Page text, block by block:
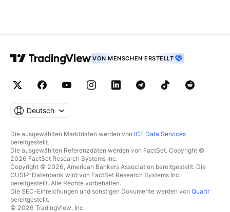
VON MENSCHEN ERSTELLT
Deutsch
Die ausgewählten Marktdaten werden von ICE Data Services
bereitgestellt.
Die ausgewählten Referenzdaten werden von FactSet. Copyright ©
2026 FactSet Research Systems Inc.
Copyright © 2026, American Bankers Association bereitgestellt. Die
CUSIP-Datenbank wird von FactSet Research Systems Inc.
bereitgestellt. Alle Rechte vorbehalten.
Die SEC-Einreichungen und sonstigen Dokumente werden von Quartr
bereitgestellt.
© 2026 TradingView, Inc.